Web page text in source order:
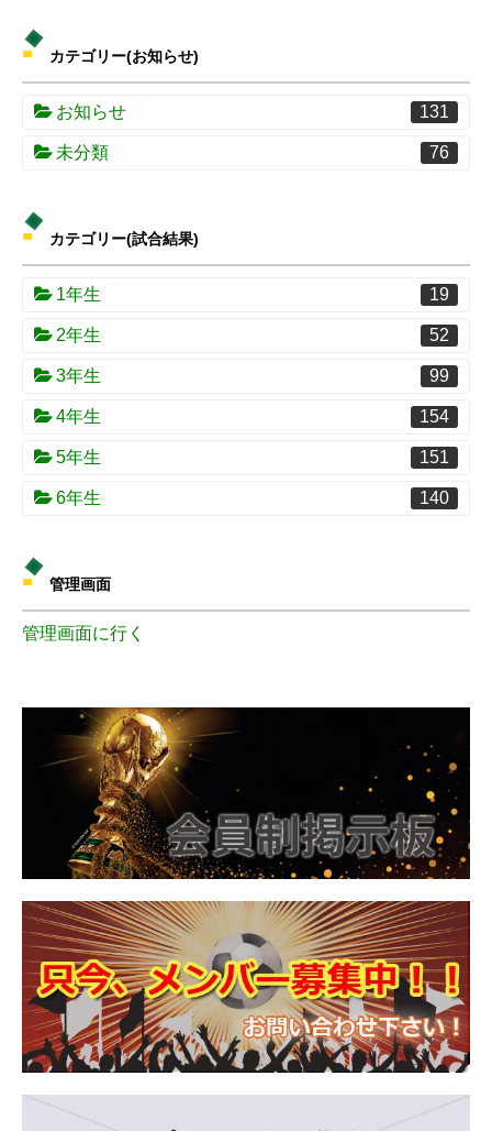
カテゴリー(お知らせ)
お知らせ 131
未分類 76
カテゴリー(試合結果)
1年生 19
2年生 52
3年生 99
4年生 154
5年生 151
6年生 140
管理画面
管理画面に行く